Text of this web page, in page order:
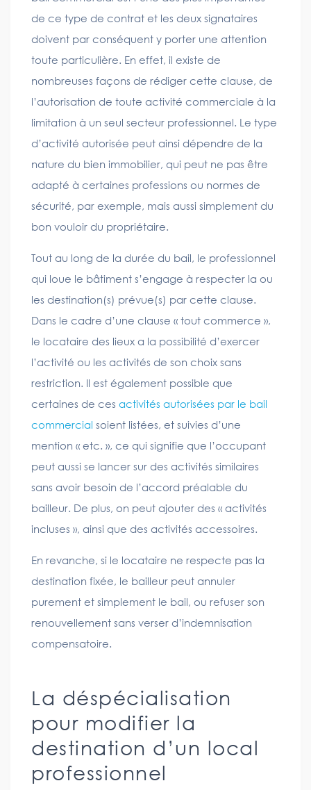
de ce type de contrat et les deux signataires
doivent par conséquent y porter une attention
toute particulière. En effet, il existe de
nombreuses façons de rédiger cette clause, de
l’autorisation de toute activité commerciale à la
limitation à un seul secteur professionnel. Le type
d’activité autorisée peut ainsi dépendre de la
nature du bien immobilier, qui peut ne pas être
adapté à certaines professions ou normes de
sécurité, par exemple, mais aussi simplement du
bon vouloir du propriétaire.
Tout au long de la durée du bail, le professionnel
qui loue le bâtiment s’engage à respecter la ou
les destination(s) prévue(s) par cette clause.
Dans le cadre d’une clause « tout commerce »,
le locataire des lieux a la possibilité d’exercer
l’activité ou les activités de son choix sans
restriction. Il est également possible que
certaines de ces activités autorisées par le bail
commercial soient listées, et suivies d’une
mention « etc. », ce qui signifie que l’occupant
peut aussi se lancer sur des activités similaires
sans avoir besoin de l’accord préalable du
bailleur. De plus, on peut ajouter des « activités
incluses », ainsi que des activités accessoires.
En revanche, si le locataire ne respecte pas la
destination fixée, le bailleur peut annuler
purement et simplement le bail, ou refuser son
renouvellement sans verser d’indemnisation
compensatoire.
La déspécialisation
pour modifier la
destination d’un local
professionnel